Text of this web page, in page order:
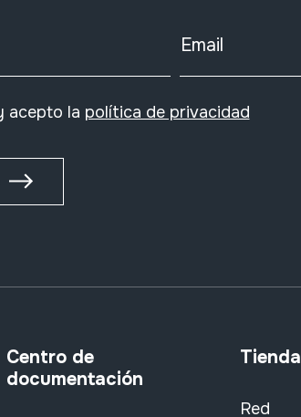
Email
acepto la política de privacidad
Centro de
documentación
Tienda
Red